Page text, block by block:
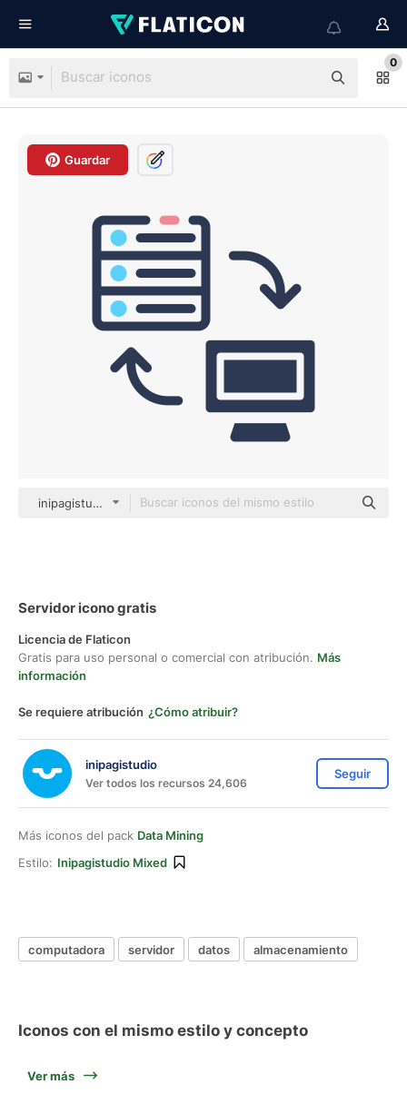
0
Guardar
inipagistudio Mixed
Servidor icono gratis
Licencia de Flaticon
Gratis para uso personal o comercial con atribución. Más
información
Se requiere atribución ¿Cómo atribuir?
inipagistudio
Ver todos los recursos 24,606
Seguir
Más iconos del pack Data Mining
Estilo: Inipagistudio Mixed
computadora servidor datos almacenamiento
Iconos con el mismo estilo y concepto
Ver más